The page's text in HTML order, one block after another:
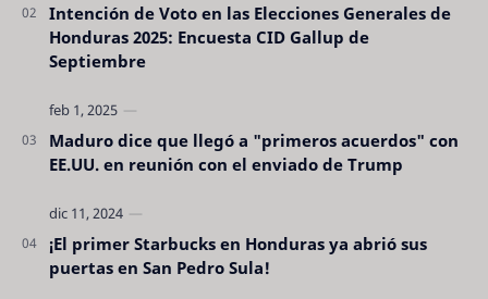
Intención de Voto en las Elecciones Generales de
Honduras 2025: Encuesta CID Gallup de
Septiembre
Maduro dice que llegó a "primeros acuerdos" con
EE.UU. en reunión con el enviado de Trump
¡El primer Starbucks en Honduras ya abrió sus
puertas en San Pedro Sula!